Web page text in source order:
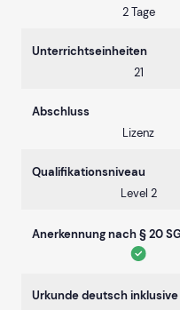
2 Tage
Unterrichtseinheiten
21
Abschluss
Lizenz
Qualifikationsniveau
Level 2
Anerkennung nach § 20
Urkunde deutsch inklusive